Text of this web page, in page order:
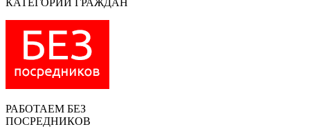
КАТЕГОРИЙ ГРАЖДАН
РАБОТАЕМ БЕЗ
ПОСРЕДНИКОВ